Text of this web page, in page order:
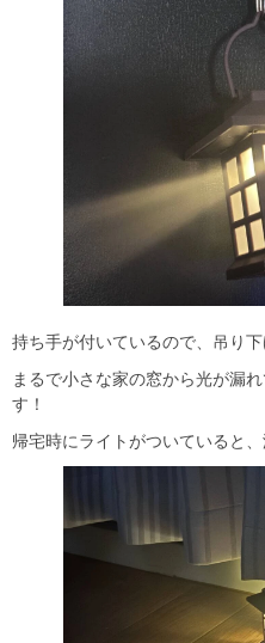
持ち手が付いているので、吊り
まるで小さな家の窓から光が漏
す！
帰宅時にライトがついていると